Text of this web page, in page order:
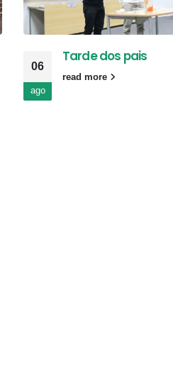
06
ago
Tarde dos pais
read more